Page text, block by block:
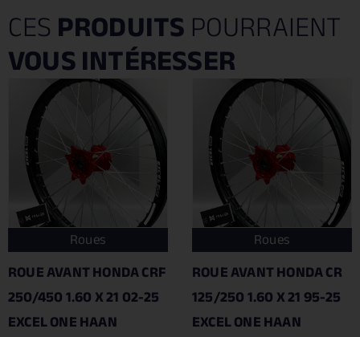
CESPRODUITSPOURRAIENT
VOUS INTÉRESSER
Roues
ROUE AVANT HONDA CRF
250/450 1.60 X 21 02-25
EXCEL ONE HAAN
Roues
ROUE AVANT HONDA CR
125/250 1.60 X 21 95-25
EXCEL ONE HAAN